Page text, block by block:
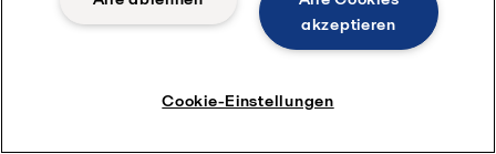
akzeptieren
Cookie-Einstellungen